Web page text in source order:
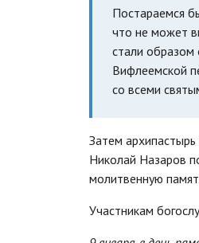
Постараемся
что не может
стали
Вифлеемской
со всеми
Затем
Николай Назаров
молитвенную
Участникам